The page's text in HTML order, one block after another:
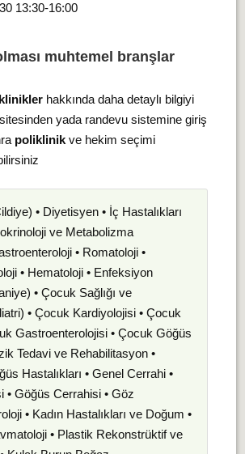
13:30-16:00
muhtemel branşlar
hakkında daha detaylı bilgiyi
yada randevu sistemine giriş
poliklinikve hekim seçimi
• Diyetisyen • İç Hastalıkları
ve Metabolizma
• Romatoloji •
• Hematoloji • Enfeksiyon
• Çocuk Sağlığı ve
• Çocuk Kardiyolojisi • Çocuk
Gastroenterolojisi • Çocuk Göğüs
Tedavi ve Rehabilitasyon •
Hastalıkları • Genel Cerrahi •
• Göğüs Cerrahisi • Göz
• Kadın Hastalıkları ve Doğum •
• Plastik Rekonstrüktif ve